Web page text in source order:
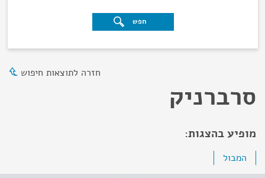
חפש
חזרה לתוצאות חיפוש
סרברניק
מופיע בהצגות:
המבול